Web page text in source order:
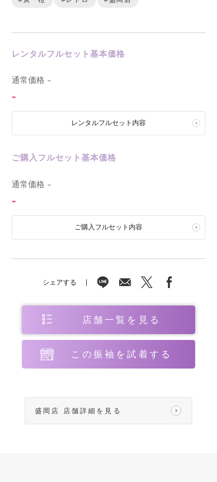
レンタルフルセット基本価格
通常価格 -
-
レンタルフルセット内容
ご購入フルセット基本価格
通常価格 -
-
ご購入フルセット内容
シェアする
店舗一覧を見る
この振袖を試着する
盛岡店 店舗詳細を見る